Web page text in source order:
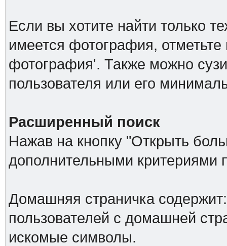
Если вы хотите найти только
имеется фотография,
фотография'. Также можно
пользователя или его
Расширенный поиск
Нажав на кнопку "Открыть
дополнительными критериями
Домашняя страничка
пользователей с домашней
искомые символы.